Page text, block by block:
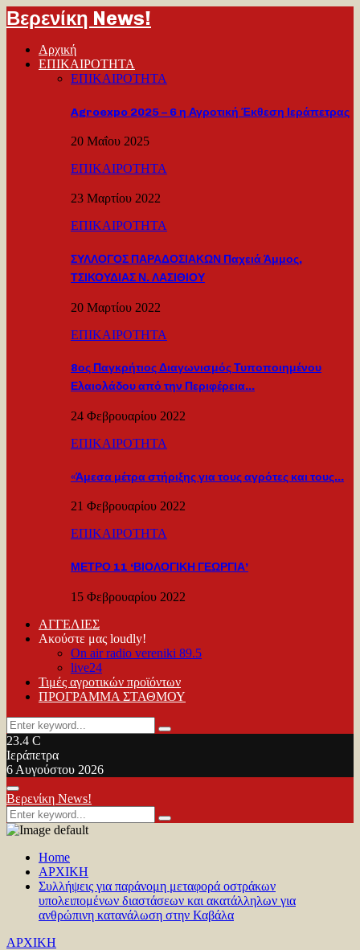
Βερενίκη News!
Αρχική
ΕΠΙΚΑΙΡΟΤΗΤΑ
ΕΠΙΚΑΙΡΟΤΗΤΑ
Agroexpo 2025 – 6 η Αγροτική Έκθεση Ιεράπετρας
20 Μαΐου 2025
ΕΠΙΚΑΙΡΟΤΗΤΑ
23 Μαρτίου 2022
ΕΠΙΚΑΙΡΟΤΗΤΑ
ΣΥΛΛΟΓΟΣ ΠΑΡΑΔΟΣΙΑΚΩΝ Παχειά Άμμος,
ΤΣΙΚΟΥΔΙΑΣ Ν. ΛΑΣΙΘΙΟΥ
20 Μαρτίου 2022
ΕΠΙΚΑΙΡΟΤΗΤΑ
8ος Παγκρήτιος Διαγωνισμός Τυποποιημένου
Ελαιολάδου από την Περιφέρεια…
24 Φεβρουαρίου 2022
ΕΠΙΚΑΙΡΟΤΗΤΑ
«Άμεσα μέτρα στήριξης για τους αγρότες και τους…
21 Φεβρουαρίου 2022
ΕΠΙΚΑΙΡΟΤΗΤΑ
ΜΕΤΡΟ 11 ‘ΒΙΟΛΟΓΙΚΗ ΓΕΩΡΓΙΑ’
15 Φεβρουαρίου 2022
ΑΓΓΕΛΙΕΣ
Ακούστε μας loudly!
On air radio vereniki 89.5
live24
Τιμές αγροτικών προϊόντων
ΠΡΟΓΡΑΜΜΑ ΣΤΑΘΜΟΥ
Search
for:
Search
23.4 C
Ιεράπετρα
6 Αυγούστου 2026
Facebook
Twitter
Youtube
Primary
Menu
Βερενίκη News!
Search
for:
Search
Home
ΑΡΧΙΚΗ
Συλλήψεις για παράνομη μεταφορά οστράκων
υπολειπομένων διαστάσεων και ακατάλληλων για
ανθρώπινη κατανάλωση στην Καβάλα
ΑΡΧΙΚΗ